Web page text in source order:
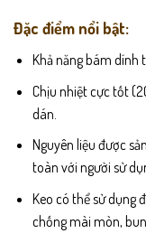
Đặc điểm nổi bật:
Khả năng bám
Chịu nhiệt cực tốt
dán.
Nguyên liệu được
toàn với người sử
Keo có thể sử dụng
chống mài mòn,